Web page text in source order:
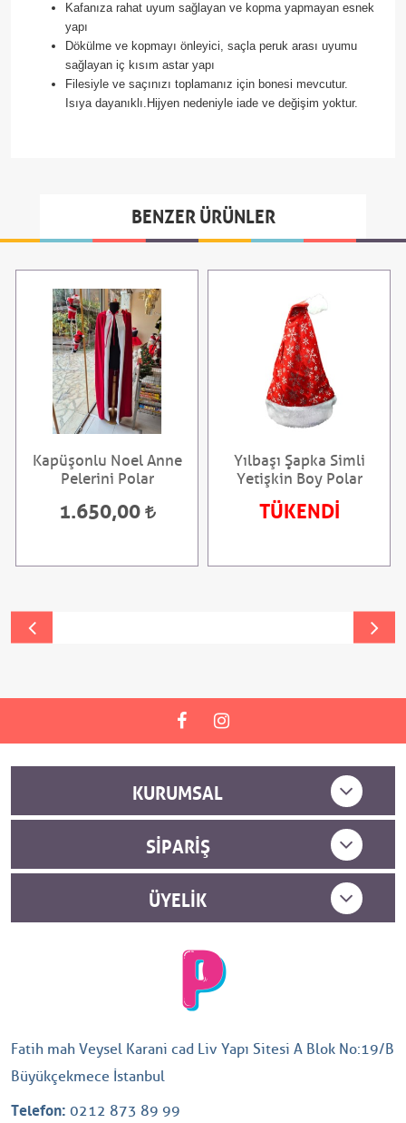
Kafanıza rahat uyum sağlayan ve kopma yapmayan esnek
yapı
Dökülme ve kopmayı önleyici, saçla peruk arası uyumu
sağlayan iç kısım astar yapı
Filesiyle ve saçınızı toplamanız için bonesi mevcutur.
Isıya dayanıklı.Hijyen nedeniyle iade ve değişim yoktur.
BENZER ÜRÜNLER
Kapüşonlu Noel Anne
Pelerini Polar
1.650,00
Yılbaşı Şapka Simli
Yetişkin Boy Polar
TÜKENDİ
KURUMSAL
SIPARIŞ
ÜYELIK
Fatih mah Veysel Karani cad Liv Yapı Sitesi A Blok No:19/B
Büyükçekmece İstanbul
Telefon: 0212 873 89 99